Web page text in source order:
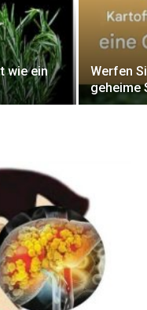
wie ein
Werfen
geheime